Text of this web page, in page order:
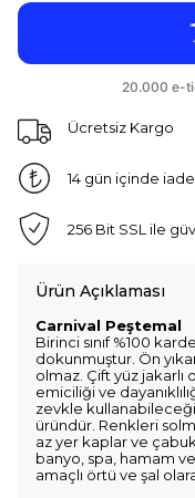
Ücretsiz Kargo
14 gün içinde
256 Bit SSL ile
Ürün Açıklaması
Carnival Peştemal
Birinci sınıf %100
dokunmuştur. Ön
olmaz. Çift yüz jakarlı
emiciliği ve
zevkle
üründür. Renkleri
az yer kaplar ve
banyo, spa, hamam
amaçlı örtü ve şal